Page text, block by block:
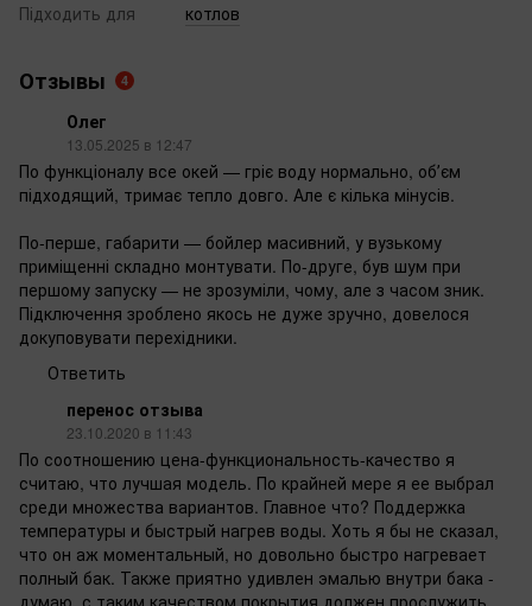
Підходить для
котлов
Отзывы 4
Олег
13.05.2025 в 12:47
По функціоналу все окей — гріє воду нормально, обʼєм
підходящий, тримає тепло довго. Але є кілька мінусів.
По-перше, габарити — бойлер масивний, у вузькому
приміщенні складно монтувати. По-друге, був шум при
першому запуску — не зрозуміли, чому, але з часом зник.
Підключення зроблено якось не дуже зручно, довелося
докуповувати перехідники.
Ответить
перенос отзыва
23.10.2020 в 11:43
По соотношению цена-функциональность-качество я
считаю, что лучшая модель. По крайней мере я ее выбрал
среди множества вариантов. Главное что? Поддержка
температуры и быстрый нагрев воды. Хоть я бы не сказал,
что он аж моментальный, но довольно быстро нагревает
полный бак. Также приятно удивлен эмалью внутри бака -